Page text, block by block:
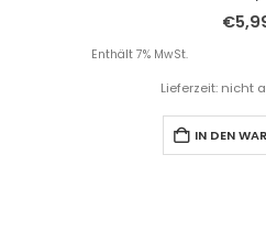
€
Enthält 7% MwSt.
Lieferzeit: nicht
IN DEN